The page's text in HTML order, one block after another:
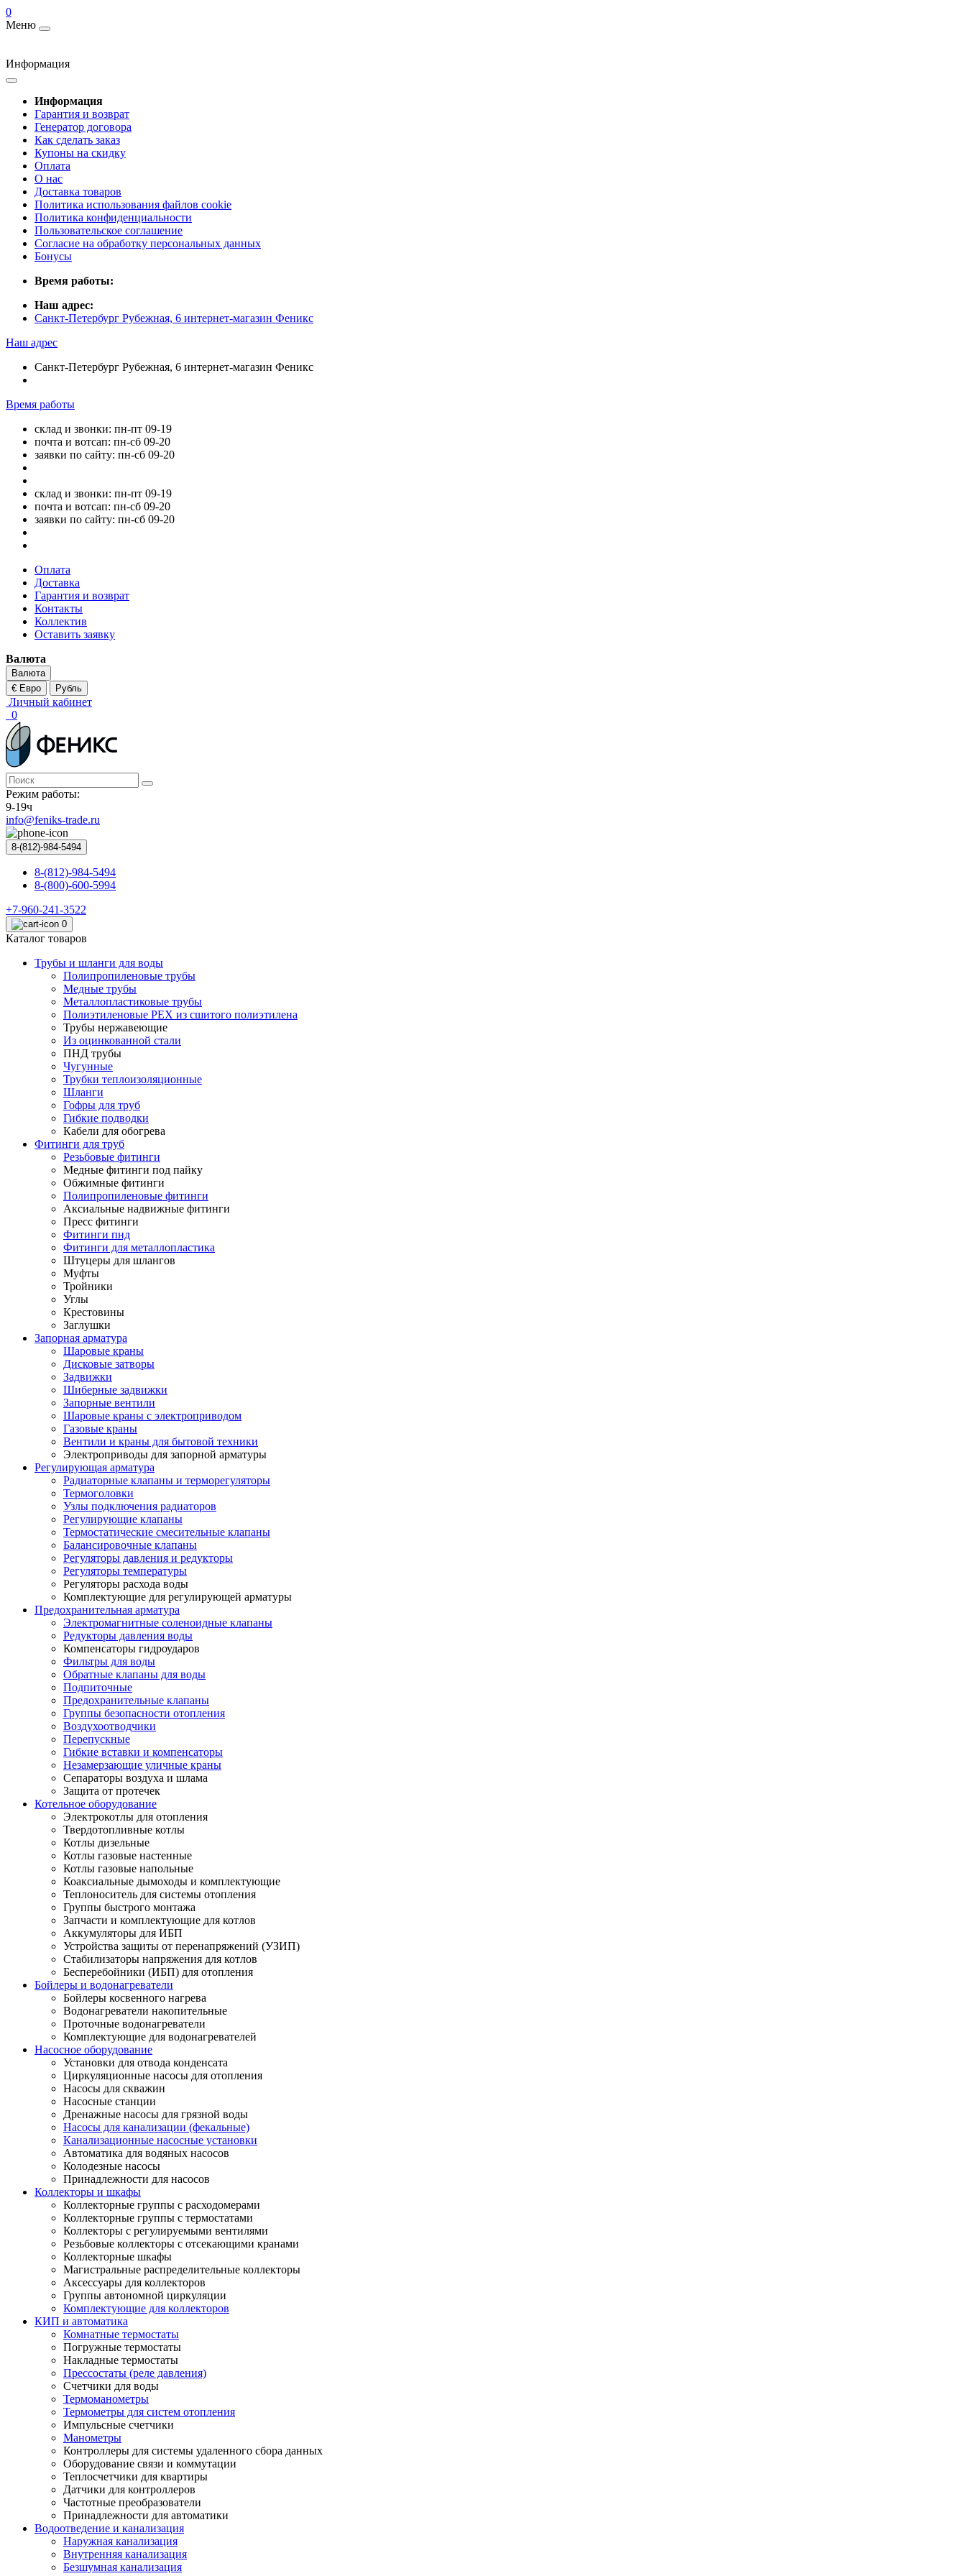
0
Меню
Информация
Информация
Гарантия и возврат
Генератор договора
Как сделать заказ
Купоны на скидку
Оплата
О нас
Доставка товаров
Политика использования файлов cookie
Политика конфиденциальности
Пользовательское соглашение
Согласие на обработку персональных данных
Бонусы
Время работы:
Наш адрес:
Санкт-Петербург Рубежная, 6 интернет-магазин Феникс
Наш адрес
Санкт-Петербург Рубежная, 6 интернет-магазин Феникс
Время работы
склад и звонки: пн-пт 09-19
почта и вотсап: пн-сб 09-20
заявки по сайту: пн-сб 09-20
склад и звонки: пн-пт 09-19
почта и вотсап: пн-сб 09-20
заявки по сайту: пн-сб 09-20
Оплата
Доставка
Гарантия и возврат
Контакты
Коллектив
Оставить заявку
Валюта
Валюта
€ Евро
Рубль
Личный кабинет
0
Режим работы:
9-19ч
info@feniks-trade.ru
8-(812)-984-5494
8-(812)-984-5494
8-(800)-600-5994
+7-960-241-3522
0
Каталог товаров
Трубы и шланги для воды
Полипропиленовые трубы
Медные трубы
Металлопластиковые трубы
Полиэтиленовые PEX из сшитого полиэтилена
Трубы нержавеющие
Из оцинкованной стали
ПНД трубы
Чугунные
Трубки теплоизоляционные
Шланги
Гофры для труб
Гибкие подводки
Кабели для обогрева
Фитинги для труб
Резьбовые фитинги
Медные фитинги под пайку
Обжимные фитинги
Полипропиленовые фитинги
Аксиальные надвижные фитинги
Пресс фитинги
Фитинги пнд
Фитинги для металлопластика
Штуцеры для шлангов
Муфты
Тройники
Углы
Крестовины
Заглушки
Запорная арматура
Шаровые краны
Дисковые затворы
Задвижки
Шиберные задвижки
Запорные вентили
Шаровые краны с электроприводом
Газовые краны
Вентили и краны для бытовой техники
Электроприводы для запорной арматуры
Регулирующая арматура
Радиаторные клапаны и терморегуляторы
Термоголовки
Узлы подключения радиаторов
Регулирующие клапаны
Термостатические смесительные клапаны
Балансировочные клапаны
Регуляторы давления и редукторы
Регуляторы температуры
Регуляторы расхода воды
Комплектующие для регулирующей арматуры
Предохранительная арматура
Электромагнитные соленоидные клапаны
Редукторы давления воды
Компенсаторы гидроударов
Фильтры для воды
Обратные клапаны для воды
Подпиточные
Предохранительные клапаны
Группы безопасности отопления
Воздухоотводчики
Перепускные
Гибкие вставки и компенсаторы
Незамерзающие уличные краны
Сепараторы воздуха и шлама
Защита от протечек
Котельное оборудование
Электрокотлы для отопления
Твердотопливные котлы
Котлы дизельные
Котлы газовые настенные
Котлы газовые напольные
Коаксиальные дымоходы и комплектующие
Теплоноситель для системы отопления
Группы быстрого монтажа
Запчасти и комплектующие для котлов
Аккумуляторы для ИБП
Устройства защиты от перенапряжений (УЗИП)
Стабилизаторы напряжения для котлов
Бесперебойники (ИБП) для отопления
Бойлеры и водонагреватели
Бойлеры косвенного нагрева
Водонагреватели накопительные
Проточные водонагреватели
Комплектующие для водонагревателей
Насосное оборудование
Установки для отвода конденсата
Циркуляционные насосы для отопления
Насосы для скважин
Насосные станции
Дренажные насосы для грязной воды
Насосы для канализации (фекальные)
Канализационные насосные установки
Автоматика для водяных насосов
Колодезные насосы
Принадлежности для насосов
Коллекторы и шкафы
Коллекторные группы с расходомерами
Коллекторные группы с термостатами
Коллекторы с регулируемыми вентилями
Резьбовые коллекторы с отсекающими кранами
Коллекторные шкафы
Магистральные распределительные коллекторы
Аксессуары для коллекторов
Группы автономной циркуляции
Комплектующие для коллекторов
КИП и автоматика
Комнатные термостаты
Погружные термостаты
Накладные термостаты
Прессостаты (реле давления)
Счетчики для воды
Термоманометры
Термометры для систем отопления
Импульсные счетчики
Манометры
Контроллеры для системы удаленного сбора данных
Оборудование связи и коммутации
Теплосчетчики для квартиры
Датчики для контроллеров
Частотные преобразователи
Принадлежности для автоматики
Водоотведение и канализация
Наружная канализация
Внутренняя канализация
Безшумная канализация